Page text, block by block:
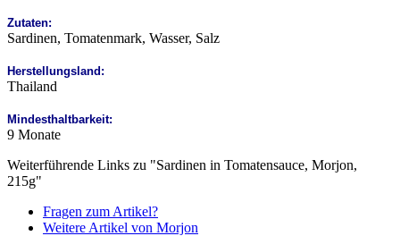
Zutaten:
Sardinen, Tomatenmark, Wasser, Salz
Herstellungsland:
Thailand
Mindesthaltbarkeit:
9 Monate
Weiterführende Links zu "Sardinen in Tomatensauce, Morjon,
215g"
Fragen zum Artikel?
Weitere Artikel von Morjon